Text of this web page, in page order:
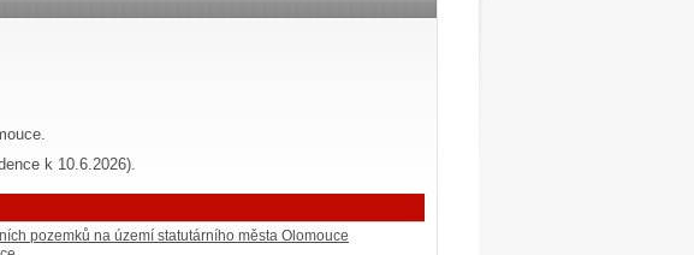
k 10.6.2026).
pozemků na území statutárního města Olomouce